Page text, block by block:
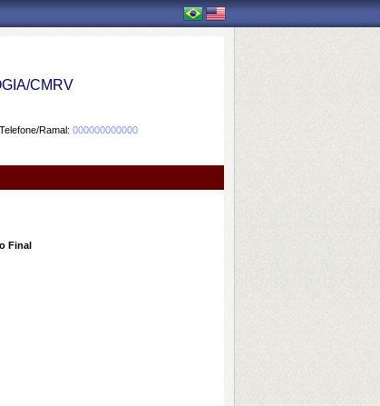
CMRV
Telefone/Ramal: 000000000000
Final